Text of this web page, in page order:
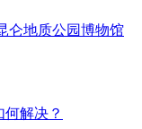
仑地质公园博物馆